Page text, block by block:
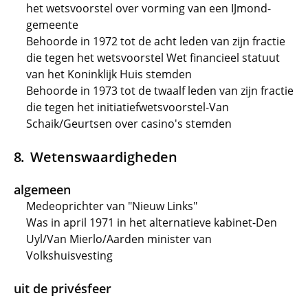
het wetsvoorstel over vorming van een IJmond-
gemeente
Behoorde in 1972 tot de acht leden van zijn fractie
die tegen het wetsvoorstel Wet financieel statuut
van het Koninklijk Huis stemden
Behoorde in 1973 tot de twaalf leden van zijn fractie
die tegen het initiatiefwetsvoorstel-Van
Schaik/Geurtsen over casino's stemden
Wetenswaardigheden
algemeen
Medeoprichter van "Nieuw Links"
Was in april 1971 in het alternatieve kabinet-Den
Uyl/Van Mierlo/Aarden minister van
Volkshuisvesting
uit de privésfeer